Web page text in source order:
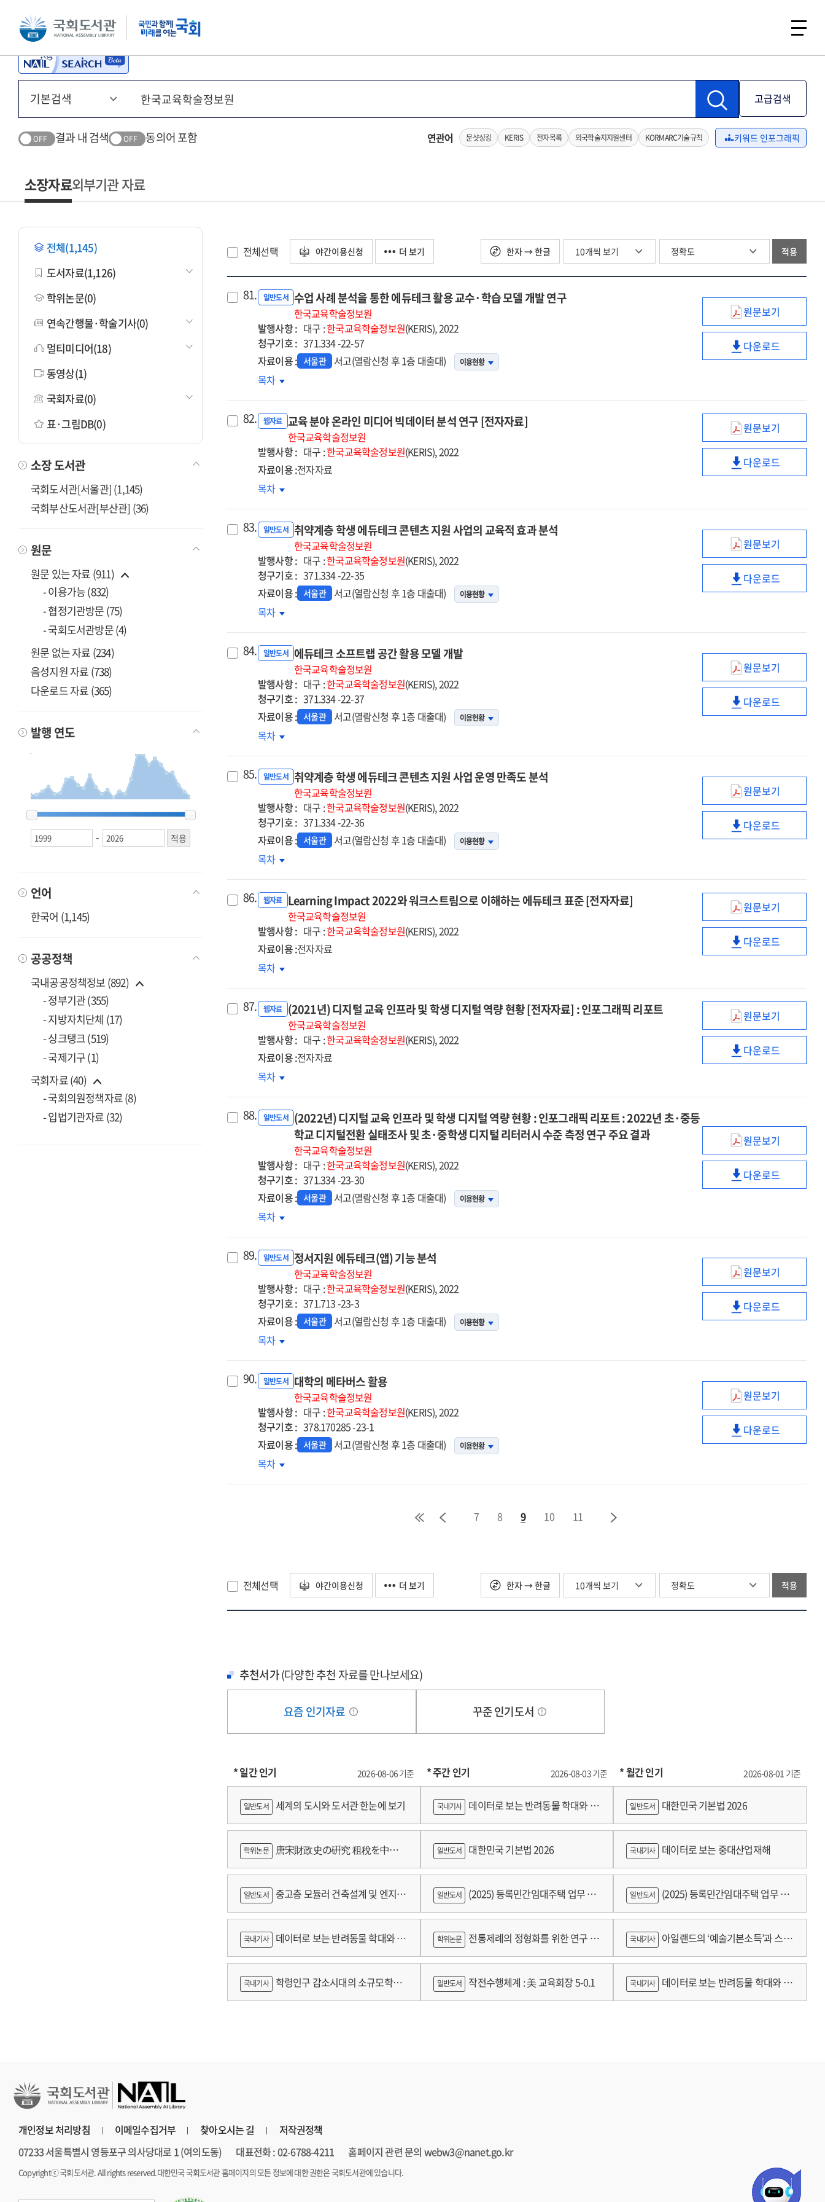
본문 바로가기 주메뉴 바로가기
고급검색
OFF 결과 내 검색 OFF 동의어 포함 연관어 문샷싱킹 KERIS 전자목록 외국학술지지원센터 KORMARC기술규칙 키워드 인포그래픽
소장자료외부기관 자료
전체(1,145)
도서자료(1,126)
학위논문(0)
연속간행물·학술기사(0)
멀티미디어(18)
동영상(1)
국회자료(0)
표·그림DB(0)
소장 도서관
국회도서관[서울관] (1,145)
국회부산도서관[부산관] (36)
원문
원문 있는 자료 (911)
- 이용가능 (832)
- 협정기관방문 (75)
- 국회도서관방문 (4)
원문 없는 자료 (234)
음성지원 자료 (738)
다운로드 자료 (365)
발행 연도
-
언어
한국어 (1,145)
공공정책
국내공공정책정보 (892)
- 정부기관 (355)
- 지방자치단체 (17)
- 싱크탱크 (519)
- 국제기구 (1)
국회자료 (40)
- 국회의원정책자료 (8)
- 입법기관자료 (32)
전체선택 야간이용신청 더 보기 한자 → 한글 적용
81. 일반도서 수업 사례 분석을 통한 에듀테크 활용 교수·학습 모델 개발 연구
한국교육학술정보원
발행사항 : 대구 :한국교육학술정보원(KERIS), 2022
청구기호 : 371.334 -22-57
자료이용 : 서울관 서고(열람신청 후 1층 대출대) 이용현황
수업
사례
분석을
통한
·
학습
모델
개발
연구
원문보기
수업
에듀테크
활용
교수
·
학습
다운로드
수업
통한
에듀테크
활용
교수
·
학습
개발
연구
목차
82. 웹자료 교육 분야 온라인 미디어 빅데이터 분석 연구 [전자자료]
한국교육학술정보원
발행사항 : 대구 :한국교육학술정보원(KERIS), 2022
자료이용 :전자자료
교육
분야
온라인
미디어
[전자자료]
원문보기
교육
빅데이터
분석
연구
[전자자료]
다운로드
교육
미디어
분석
연구
[전자자료]
목차
83. 일반도서 취약계층 학생 에듀테크 콘텐츠 지원 사업의 교육적 효과 분석
한국교육학술정보원
발행사항 : 대구 :한국교육학술정보원(KERIS), 2022
청구기호 : 371.334 -22-35
자료이용 : 서울관 서고(열람신청 후 1층 대출대) 이용현황
취약계층
학생
에듀테크
콘텐츠
효과
분석
원문보기
취약계층
사업의
교육적
효과
분석
다운로드
취약계층
콘텐츠
사업의
교육적
효과
분석
목차
84. 일반도서 에듀테크 소프트랩 공간 활용 모델 개발
한국교육학술정보원
발행사항 : 대구 :한국교육학술정보원(KERIS), 2022
청구기호 : 371.334 -22-37
자료이용 : 서울관 서고(열람신청 후 1층 대출대) 이용현황
에듀테크
소프트랩
공간
활용
원문보기
에듀테크
개발
다운로드
에듀테크
활용
개발
목차
85. 일반도서 취약계층 학생 에듀테크 콘텐츠 지원 사업 운영 만족도 분석
한국교육학술정보원
발행사항 : 대구 :한국교육학술정보원(KERIS), 2022
청구기호 : 371.334 -22-36
자료이용 : 서울관 서고(열람신청 후 1층 대출대) 이용현황
취약계층
학생
에듀테크
콘텐츠
만족도
분석
원문보기
취약계층
지원
사업
운영
만족도
분석
다운로드
취약계층
콘텐츠
사업
운영
만족도
분석
목차
86. 웹자료 Learning Impact 2022와 워크스트림으로 이해하는 에듀테크 표준 [전자자료]
한국교육학술정보원
발행사항 : 대구 :한국교육학술정보원(KERIS), 2022
자료이용 :전자자료
Learning
Impact
2022와
워크스트림으로
표준
[전자자료]
원문보기
Learning
이해하는
에듀테크
표준
[전자자료]
다운로드
Learning
워크스트림으로
이해하는
에듀테크
표준
[전자자료]
목차
87. 웹자료 (2021년) 디지털 교육 인프라 및 학생 디지털 역량 현황 [전자자료] : 인포그래픽 리포트
한국교육학술정보원
발행사항 : 대구 :한국교육학술정보원(KERIS), 2022
자료이용 :전자자료
(2021년)
디지털
교육
인프라
역량
현황
[전자자료]
:
인포그래픽
원문보기
(2021년)
학생
디지털
역량
현황
[전자자료]
다운로드
(2021년)
인프라
디지털
역량
현황
[전자자료]
:
리포트
목차
88. 일반도서 (2022년) 디지털 교육 인프라 및 학생 디지털 역량 현황 : 인포그래픽 리포트 : 2022년 초·중등
학교 디지털전환 실태조사 및 초·중학생 디지털 리터러시 수준 측정 연구 주요 결과
한국교육학술정보원
발행사항 : 대구 :한국교육학술정보원(KERIS), 2022
청구기호 : 371.334 -23-30
자료이용 : 서울관 서고(열람신청 후 1층 대출대) 이용현황
(2022년)
디지털
교육
인프라
현황
:
인포그래픽
리포트
:
중등학교
디지털전환
실태조사
및
초
결과
원문보기
(2022년)
학생
디지털
역량
현황
:
·
중등학교
디지털전환
실태조사
연구
주요
결과
다운로드
(2022년)
인프라
학생
디지털
역량
현황
:
리포트
:
2022년
초
·
중등학교
디지털전환
수준
연구
목차
89. 일반도서 정서지원 에듀테크(앱) 기능 분석
한국교육학술정보원
발행사항 : 대구 :한국교육학술정보원(KERIS), 2022
청구기호 : 371.713 -23-3
자료이용 : 서울관 서고(열람신청 후 1층 대출대) 이용현황
정서지원
에듀테크
(앱)
기능
원문보기
정서지원
다운로드
정서지원
기능
목차
90. 일반도서 대학의 메타버스 활용
한국교육학술정보원
발행사항 : 대구 :한국교육학술정보원(KERIS), 2022
청구기호 : 378.170285 -23-1
자료이용 : 서울관 서고(열람신청 후 1층 대출대) 이용현황
대학의
메타버스
활용
원문보기
대학의
다운로드
대학의
목차
7 8 9 10 11
전체선택 야간이용신청 더 보기 한자 → 한글 적용
추천서가(다양한 추천 자료를 만나보세요)
요즘 인기자료 꾸준 인기도서
* 일간 인기 2026-08-06 기준
일반도서 세계의 도시와 도서관 한눈에 보기
학위논문 唐宋財政史の硏究 租稅を中心
に
일반도서 중고층 모듈러 건축설계 및 엔지니
어링 기술개발 최종보고서
국내기사 데이터로 보는 반려동물 학대와 분
쟁
국내기사 학령인구 감소시대의 소규모학교
* 주간 인기 2026-08-03 기준
국내기사 데이터로 보는 반려동물 학대와 분
쟁
일반도서 대한민국 기본법 2026
일반도서 (2025) 등록민간임대주택 업무 편
람
학위논문 전통제례의 정형화를 위한 연구 :
가제를 중심으로
일반도서 작전수행체계 : 美 교육회장 5-0.1
* 월간 인기 2026-08-01 기준
일반도서 대한민국 기본법 2026
국내기사 데이터로 보는 중대산업재해
일반도서 (2025) 등록민간임대주택 업무 편
람
국내기사 아일랜드의 ‘예술기본소득’과 스코
틀랜드의 예술인 소득보장정책 논의
국내기사 데이터로 보는 반려동물 학대와 분
개인정보 처리방침 이메일수집거부 찾아오시는 길
저작권정책
07233 서울특별시 영등포구 의사당대로 1 (여의도동)
대표전화 : 02-6788-4211 홈페이지 관련 문의 webw3@nanet.go.kr
Copyrightⓒ 국회도서관. All rights reserved.대한민국 국회도서관 홈페이지의 모든 정보에 대한 권한은 국회도서관에 있습니다.